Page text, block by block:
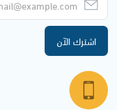
اشترك الآن